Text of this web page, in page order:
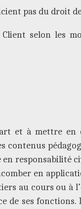
pas du droit
selon les
et à mettre
contenus
responsabilité
en
au cours ou à
de ses fonctions.